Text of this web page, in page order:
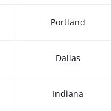
Portland
Dallas
Indiana